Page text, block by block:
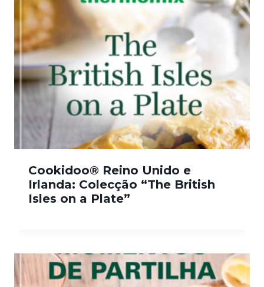
Cookidoo® Reino Unido e
Irlanda: Colecção “The British
Isles on a Plate”